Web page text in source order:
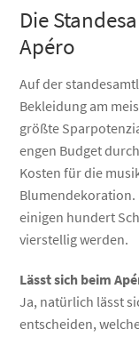
Die
Apéro
Auf der
Bekleidung am
größte
engen Budget
Kosten für die
Blumendekoration.
einigen hundert
vierstellig werden.
Lässt sich beim
Ja, natürlich lässt
entscheiden,